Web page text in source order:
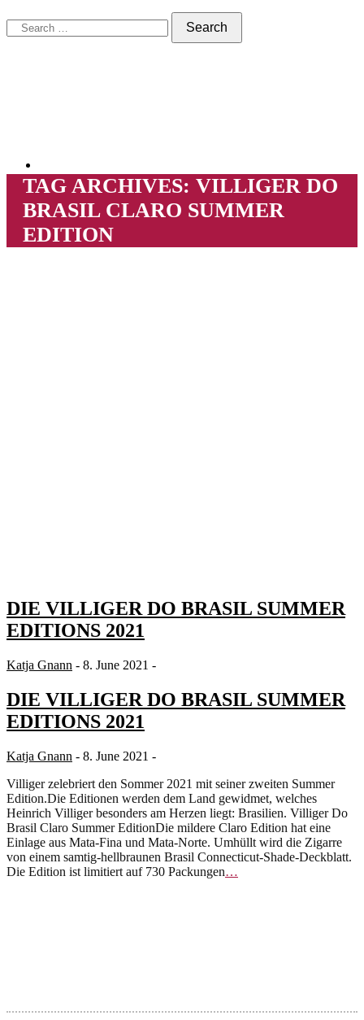
TAG ARCHIVES: VILLIGER DO
BRASIL CLARO SUMMER
EDITION
DIE VILLIGER DO BRASIL SUMMER
EDITIONS 2021
Katja Gnann - 8. June 2021 -
DIE VILLIGER DO BRASIL SUMMER
EDITIONS 2021
Katja Gnann - 8. June 2021 -
Villiger zelebriert den Sommer 2021 mit seiner zweiten Summer
Edition.Die Editionen werden dem Land gewidmet, welches
Heinrich Villiger besonders am Herzen liegt: Brasilien. Villiger Do
Brasil Claro Summer EditionDie mildere Claro Edition hat eine
Einlage aus Mata-Fina und Mata-Norte. Umhüllt wird die Zigarre
von einem samtig-hellbraunen Brasil Connecticut-Shade-Deckblatt.
Die Edition ist limitiert auf 730 Packungen…